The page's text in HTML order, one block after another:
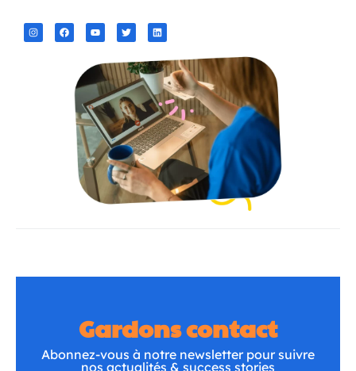
Gardons contact
Abonnez-vous à notre newsletter pour suivre
nos actualités & success stories